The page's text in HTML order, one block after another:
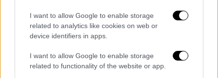
I want to allow Google to enable storage
related to analytics like cookies on web or
device identifiers in apps.
I want to allow Google to enable storage
related to functionality of the website or app.